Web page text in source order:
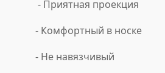
- Приятная проекция
- Комфортный в носке
- Не навязчивый